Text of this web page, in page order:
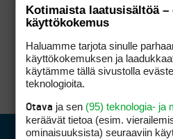
Kotimaista laatusisältöä –
käyttökokemus
Haluamme tarjota sinulle
käyttökokemuksen ja
käytämme tällä sivustolla
teknologioita.
Otava ja sen (95) teknologia- ja
keräävät tietoa (esim.
ominaisuuk­sista) seuraaviin